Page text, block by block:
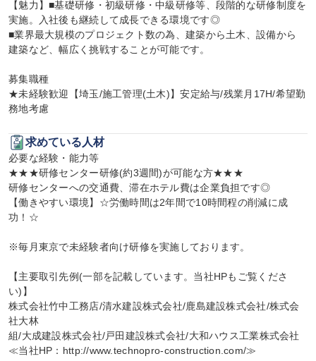
【魅力】■基礎研修・初級研修・中級研修等、段階的な研修制度を
実施。入社後も継続して成長できる環境です◎
■業界最大規模のプロジェクト数の為、建築から土木、設備から
建築など、幅広く挑戦することが可能です。
募集職種
★未経験歓迎【埼玉/施工管理(土木)】安定給与/残業月17H/希望勤
務地考慮
求めている人材
必要な経験・能力等
★★★研修センター研修(約3週間)が可能な方★★★
研修センターへの交通費、滞在ホテル費は企業負担です◎
【働きやすい環境】☆労働時間は2年間で10時間程の削減に成
功！☆
※毎月東京で未経験者向け研修を実施しております。
【主要取引先例(一部を記載しています。当社HPもご覧くださ
い)】
株式会社竹中工務店/清水建設株式会社/鹿島建設株式会社/株式会
社大林
組/大成建設株式会社/戸田建設株式会社/大和ハウス工業株式会社
≪当社HP：http://www.technopro-construction.com/≫